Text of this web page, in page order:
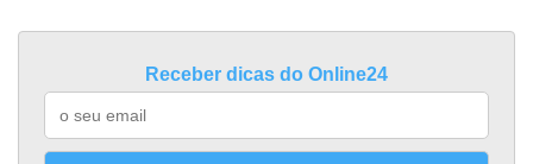
Receber dicas do Online24